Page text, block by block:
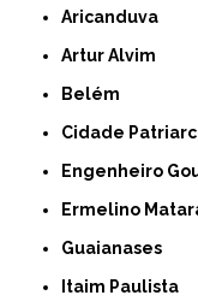
Aricanduva
Artur Alvim
Belém
Cidade
Engenheiro
Ermelino
Guaianases
Itaim Paulista